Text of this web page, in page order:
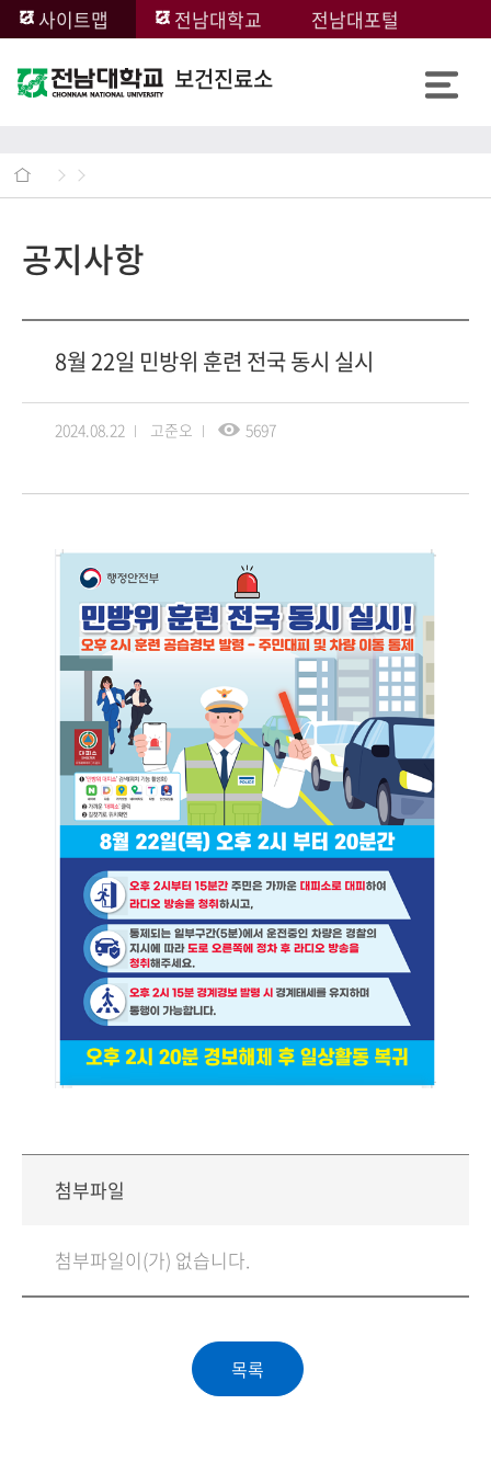
사이트맵 전남대학교 전남대포털
보건진료소
공지사항
8월 22일 민방위 훈련 전국 동시 실시
2024.08.22 고준오 5697
첨부파일
첨부파일이(가) 없습니다.